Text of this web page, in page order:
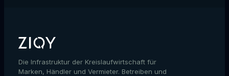
Die Infrastruktur der Kreislaufwirtschaft für
Marken, Händler und Vermieter. Betreiben und